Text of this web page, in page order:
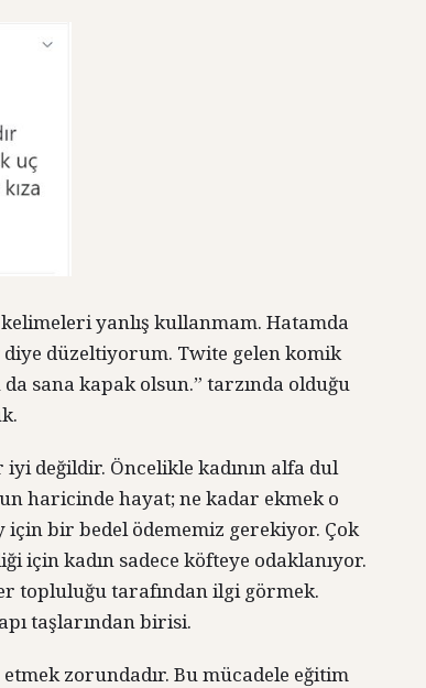
yanlış kullanmam. Hatamda
diye düzeltiyorum. Twite gelen komik
sana kapak olsun.” tarzında olduğu
değildir. Öncelikle kadının alfa dul
haricinde hayat; ne kadar ekmek o
için bir bedel ödememiz gerekiyor. Çok
için kadın sadece köfteye odaklanıyor.
topluluğu tarafından ilgi görmek.
taşlarından birisi.
zorundadır. Bu mücadele eğitim